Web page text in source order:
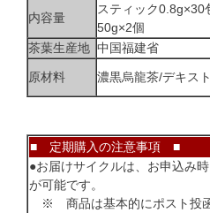
内容量
スティック0.8g×30
50g×2個
茶葉生産地 中国福建省
原材料 濃黒烏龍茶/デキス
■ 定期購入の注意事項 ■
●お届けサイクルは、お申込み
が可能です。
※ 商品は基本的にポスト投